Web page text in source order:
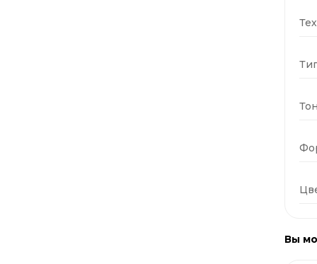
Вы